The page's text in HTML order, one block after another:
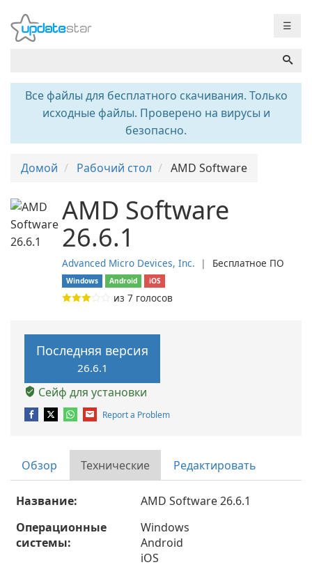
☰
Все файлы для бесплатного скачивания. Только
исходные файлы. Проверено на вирусы и
безопасно.
Домой Рабочий стол AMD Software
AMD Software
26.6.1
Advanced Micro Devices, Inc. ❘ Бесплатное ПО
Windows Android iOS
из 7 голосов
Последняя версия
26.6.1
Сейф для установки
Report a Problem
Обзор Технические Редактировать
Название:
AMD Software 26.6.1
Операционные
системы:
Windows
Android
iOS